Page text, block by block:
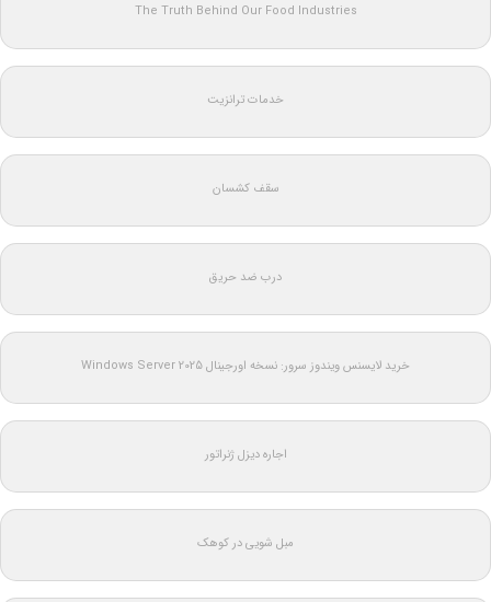
The Truth Behind Our Food Industries
خدمات ترانزیت
سقف کشسان
درب ضد حریق
خرید لایسنس ویندوز سرور: نسخه اورجینال Windows Server 2025
اجاره دیزل ژنراتور
مبل شویی در کوهک